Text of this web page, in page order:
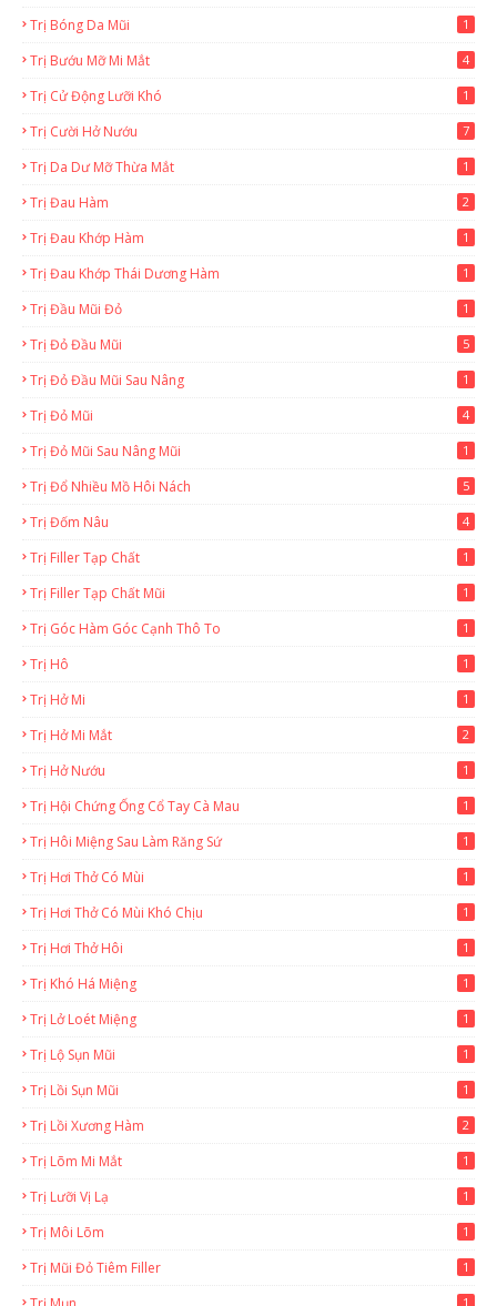
Trị Bóng Da Mũi 1
Trị Bướu Mỡ Mi Mắt 4
Trị Cử Động Lưỡi Khó 1
Trị Cười Hở Nướu 7
Trị Da Dư Mỡ Thừa Mắt 1
Trị Đau Hàm 2
Trị Đau Khớp Hàm 1
Trị Đau Khớp Thái Dương Hàm 1
Trị Đầu Mũi Đỏ 1
Trị Đỏ Đầu Mũi 5
Trị Đỏ Đầu Mũi Sau Nâng 1
Trị Đỏ Mũi 4
Trị Đỏ Mũi Sau Nâng Mũi 1
Trị Đổ Nhiều Mồ Hôi Nách 5
Trị Đốm Nâu 4
Trị Filler Tạp Chất 1
Trị Filler Tạp Chất Mũi 1
Trị Góc Hàm Góc Cạnh Thô To 1
Trị Hô 1
Trị Hở Mi 1
Trị Hở Mi Mắt 2
Trị Hở Nướu 1
Trị Hội Chứng Ống Cổ Tay Cà Mau 1
Trị Hôi Miệng Sau Làm Răng Sứ 1
Trị Hơi Thở Có Mùi 1
Trị Hơi Thở Có Mùi Khó Chịu 1
Trị Hơi Thở Hôi 1
Trị Khó Há Miệng 1
Trị Lở Loét Miệng 1
Trị Lộ Sụn Mũi 1
Trị Lồi Sụn Mũi 1
Trị Lồi Xương Hàm 2
Trị Lõm Mi Mắt 1
Trị Lưỡi Vị Lạ 1
Trị Môi Lõm 1
Trị Mũi Đỏ Tiêm Filler 1
1